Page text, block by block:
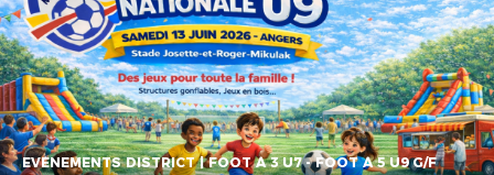
EVÉNEMENTS DISTRICT | FOOT À 3 U7 - FOOT À 5 U9 G/F